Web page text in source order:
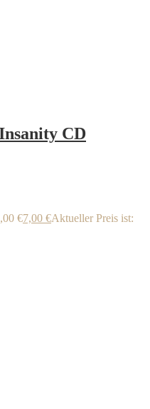
CD
€7,00 €Aktueller Preis ist: